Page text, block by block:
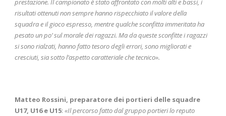
prestazione. Il campionato è stato affrontato con molti alti e bassi, i
risultati ottenuti non sempre hanno rispecchiato il valore della
squadra e il gioco espresso, mentre qualche sconfitta immeritata ha
pesato un po’ sul morale dei ragazzi. Ma da queste sconfitte i ragazzi
si sono rialzati, hanno fatto tesoro degli errori, sono migliorati e
cresciuti, sia sotto l’aspetto caratteriale che tecnico».
Matteo Rossini, preparatore dei portieri delle squadre
U17, U16 e U15: «Il percorso fatto dal gruppo portieri lo reputo